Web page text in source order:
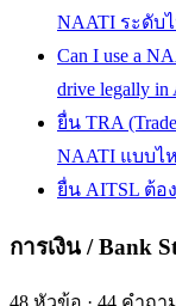
NAATI ระดับ
Can I use a
drive legally in
ยื่น TRA
NAATI แบบไ
ยื่น AITSL ต้อ
การเงิน / Bank